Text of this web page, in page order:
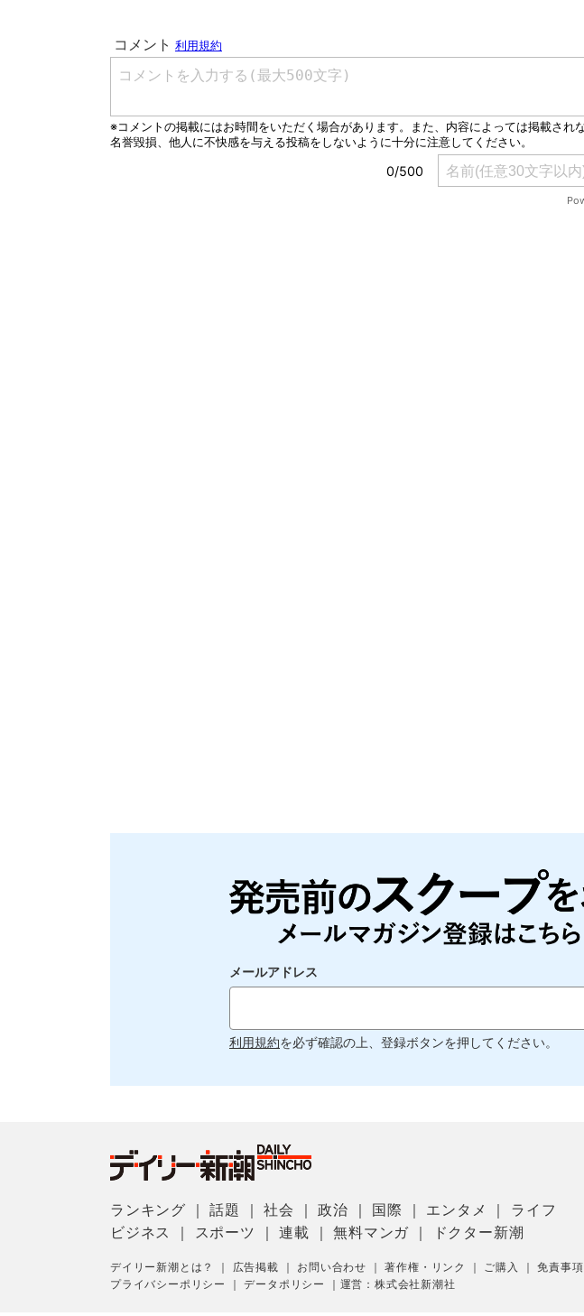
メールアドレス
利用規約を必ず確認の上、登録ボタンを押してください。
ランキング ｜話題 ｜社会 ｜政治 国際 エンタメ
ライフ
ビジネス
スポーツ ｜連載 ｜無料マンガ ドクター新潮
デイリー新潮とは？ 広告掲載 お問い合わせ ｜著作権・リンク ご購入 ｜免責事項
プライバシーポリシー
｜データポリシー 運営：株式会社新潮社